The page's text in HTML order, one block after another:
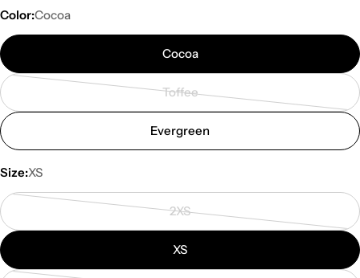
Color:Cocoa
Cocoa
Toffee
Variante
o
Evergreen
Size:XS
2XS
Variante
o
XS